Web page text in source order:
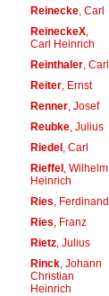
Reinecke, Carl
ReineckeX,
Carl Heinrich
Reinthaler, Carl
Reiter, Ernst
Renner, Josef
Reubke, Julius
Riedel, Carl
Rieffel, Wilhelm
Heinrich
Ries , Ferdinand
Ries , Franz
Rietz, Julius
Rinck, Johann
Christian
Heinrich